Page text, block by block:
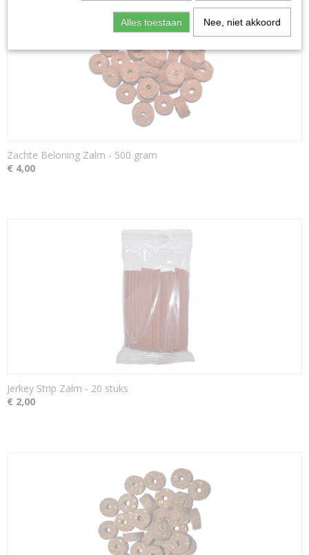
Zachte Beloning Zalm - 500 gram
€ 4,00
Jerkey Strip Zalm - 20 stuks
€ 2,00
Alles toestaan Nee, niet akkoord